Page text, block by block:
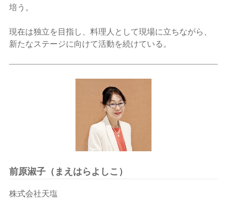
培う。
現在は独立を目指し、料理人として現場に立ちながら、
新たなステージに向けて活動を続けている。
前原淑子（まえはらよしこ）
株式会社天塩